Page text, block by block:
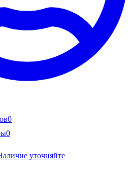
0
0
уточняйте